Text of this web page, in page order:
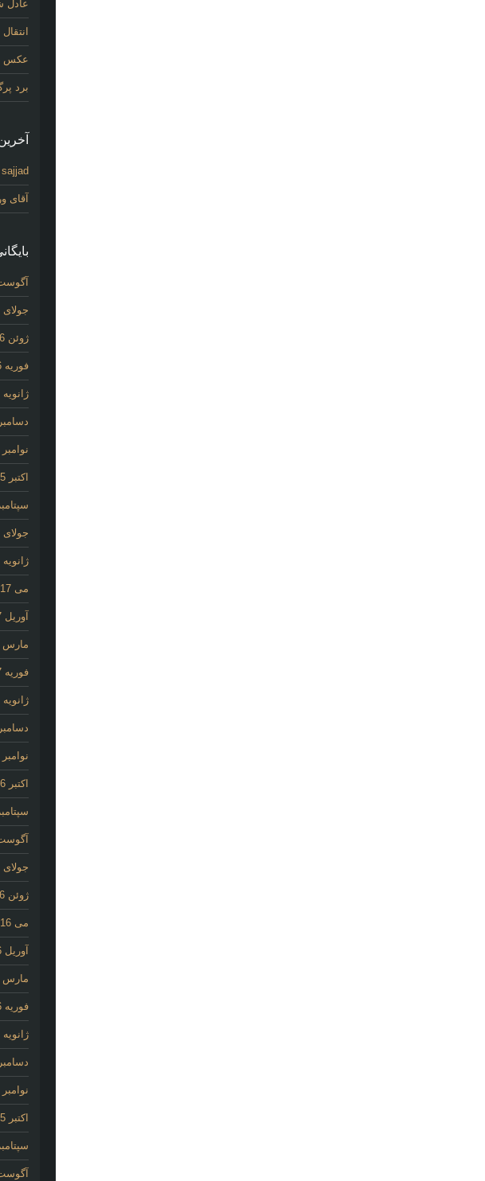
عادل
عکس
برد
sajjad
آقای
آگوست
جولای 2026
ژوئن 2026
فوریه 2026
ژانویه 2026
دسامبر
نوامبر 2025
اکتبر 2025
سپتامبر
جولای 2020
ژانویه 2020
می 2017
آوریل 2017
مارس 2017
فوریه 2017
ژانویه 2017
دسامبر
نوامبر 2016
اکتبر 2016
سپتامبر
آگوست
جولای 2016
ژوئن 2016
می 2016
آوریل 2016
مارس 2016
فوریه 2016
ژانویه 2016
دسامبر
نوامبر 2015
اکتبر 2015
سپتامبر
آگوست